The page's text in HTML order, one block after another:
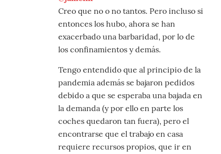
Creo que no o no tantos. Pero incluso si
entonces los hubo, ahora se han
exacerbado una barbaridad, por lo de
los confinamientos y demás.
Tengo entendido que al principio de la
pandemia además se bajaron pedidos
debido a que se esperaba una bajada en
la demanda (y por ello en parte los
coches quedaron tan fuera), pero el
encontrarse que el trabajo en casa
requiere recursos propios, que ir en